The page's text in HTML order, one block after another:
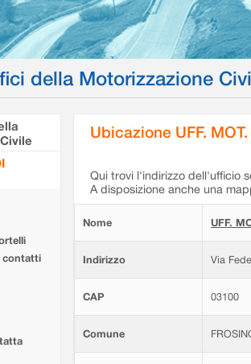
della Motorizzazione
contatti
Ubicazione UFF.
Qui trovi l'indirizzo dell'ufficio
A disposizione anche una
Nome UFF.
Indirizzo Via
CAP 03100
Comune